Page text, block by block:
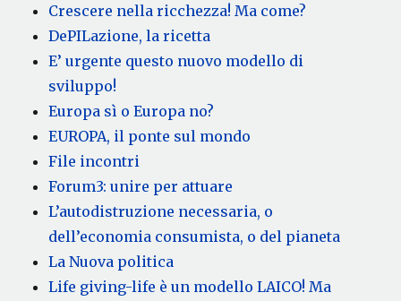
Crescere nella ricchezza! Ma come?
DePILazione, la ricetta
E’ urgente questo nuovo modello di
sviluppo!
Europa sì o Europa no?
EUROPA, il ponte sul mondo
File incontri
Forum3: unire per attuare
L’autodistruzione necessaria, o
dell’economia consumista, o del pianeta
La Nuova politica
Life giving-life è un modello LAICO! Ma